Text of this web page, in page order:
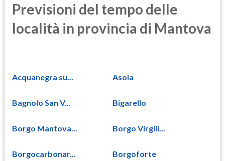
Previsioni del tempo delle
località in provincia di Mantova
Acquanegra su... Asola
Bagnolo San V... Bigarello
Borgo Mantova... Borgo Virgili...
Borgocarbonar... Borgoforte